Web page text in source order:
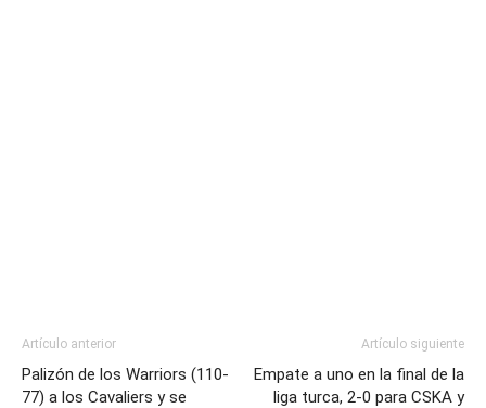
Artículo anterior
Palizón de los Warriors (110-
77) a los Cavaliers y se
Artículo siguiente
Empate a uno en la final de la
liga turca, 2-0 para CSKA y